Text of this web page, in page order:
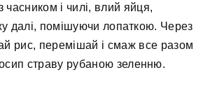
і чилі, влий яйця,
далі, помішуючи лопаткою. Через
рис, перемішай і смаж все разом
страву рубаною зеленню.